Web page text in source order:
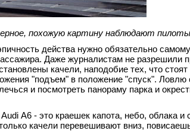
похожую картину наблюдают
действа нужно обязательно
Даже журналистам не разрешили
качели, наподобие тех, что
"подъем" в положение "спуск".
и посмотреть панораму парка и
А6 - это краешек капота, небо, облака
качели перевешивают вниз,